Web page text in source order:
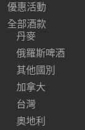
優惠活動
全部酒款
丹麥
俄羅斯啤酒
其他國別
加拿大
台灣
奧地利